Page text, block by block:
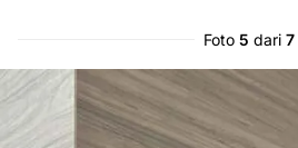
Foto 5 dari 7